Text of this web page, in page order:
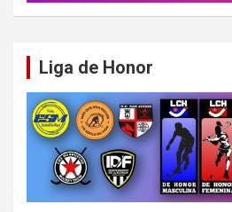
Liga de Honor